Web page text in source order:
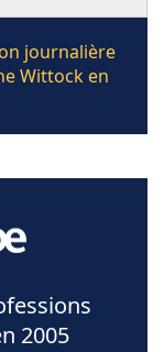
journalière
Wittock en
2005